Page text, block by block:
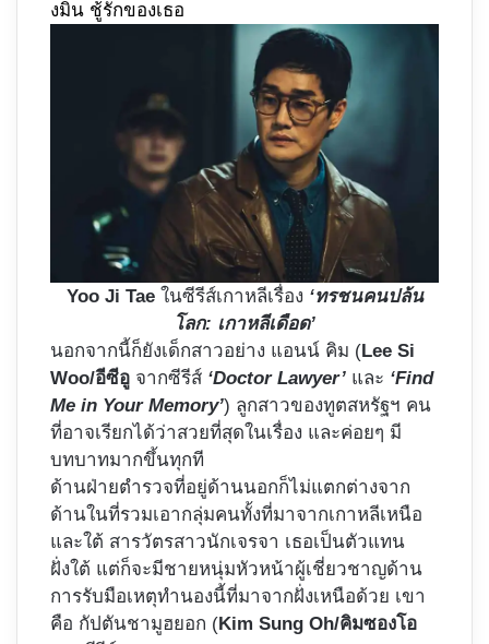
งมิน ชู้รักของเธอ
Yoo Ji Taeในซีรีส์เกาหลีเรื่อง ‘ทรชนคนปล้น
โลก: เกาหลีเดือด’
นอกจากนี้ก็ยังเด็กสาวอย่าง แอนน์ คิม (Lee Si
Woo/อีซีอู จากซีรีส์ ‘Doctor Lawyer’ และ ‘Find
Me in Your Memory’) ลูกสาวของทูตสหรัฐฯ คน
ที่อาจเรียกได้ว่าสวยที่สุดในเรื่อง และค่อยๆ มี
บทบาทมากขึ้นทุกที
ด้านฝ่ายตำรวจที่อยู่ด้านนอกก็ไม่แตกต่างจาก
ด้านในที่รวมเอากลุ่มคนทั้งที่มาจากเกาหลีเหนือ
และใต้ สารวัตรสาวนักเจรจา เธอเป็นตัวแทน
ฝั่งใต้ แต่ก็จะมีชายหนุ่มหัวหน้าผู้เชี่ยวชาญด้าน
การรับมือเหตุทำนองนี้ที่มาจากฝั่งเหนือด้วย เขา
คือ กัปตันชามูฮยอก (Kim Sung Oh/คิมซองโอ